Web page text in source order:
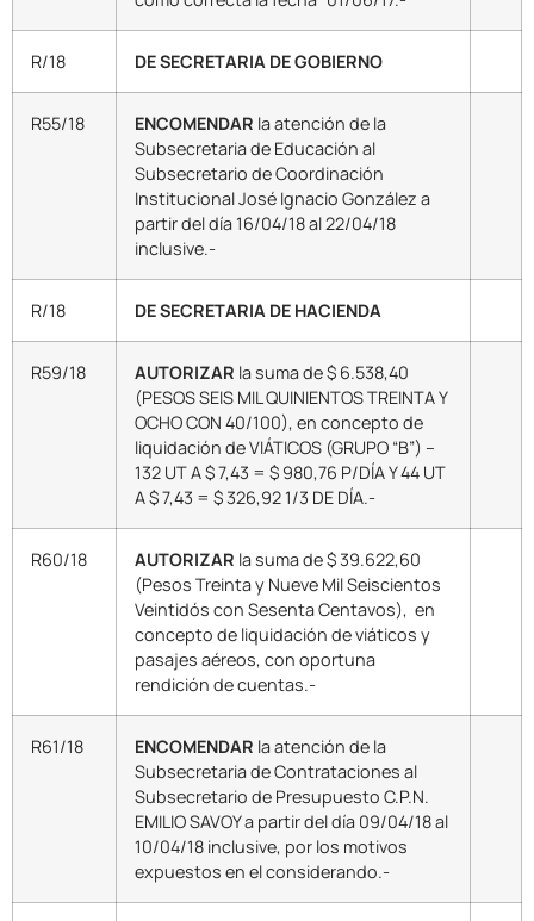
R/18 DE SECRETARIA DE GOBIERNO
R55/18 ENCOMENDAR la atención de la
Subsecretaria de Educación al
Subsecretario de Coordinación
Institucional José Ignacio González a
partir del día 16/04/18 al 22/04/18
inclusive.-
R/18 DE SECRETARIA DE HACIENDA
R59/18 AUTORIZAR la suma de $ 6.538,40
(PESOS SEIS MIL QUINIENTOS TREINTA Y
OCHO CON 40/100), en concepto de
liquidación de VIÁTICOS (GRUPO “B”) –
132 UT A $ 7,43 = $ 980,76 P/DÍA Y 44 UT
A $ 7,43 = $ 326,92 1/3 DE DÍA.-
R60/18 AUTORIZAR la suma de $ 39.622,60
(Pesos Treinta y Nueve Mil Seiscientos
Veintidós con Sesenta Centavos), en
concepto de liquidación de viáticos y
pasajes aéreos, con oportuna
rendición de cuentas.-
R61/18 ENCOMENDAR la atención de la
Subsecretaria de Contrataciones al
Subsecretario de Presupuesto C.P.N.
EMILIO SAVOY a partir del día 09/04/18 al
10/04/18 inclusive, por los motivos
expuestos en el considerando.-